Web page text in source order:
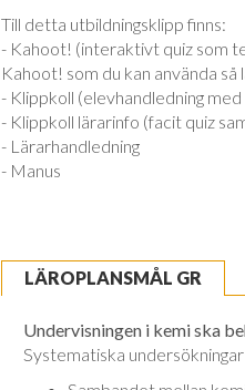
Till detta utbildningsklipp finns:
- Kahoot! (interaktivt quiz som
Kahoot! som du kan använda så
- Klippkoll (elevhandledning
- Klippkoll lärarinfo (facit quiz
- Lärarhandledning
- Manus
LÄROPLANSMÅL GR
Undervisningen i kemi ska
Systematiska